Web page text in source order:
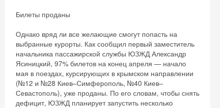
Билеты проданы
Однако вряд ли все желающие смогут попасть на
выбранные курорты. Как сообщил первый заместитель
начальника пассажирской службы ЮЗЖД Александр
Ясиницкий, 97% билетов на конец апреля — начало
мая в поездах, курсирующих в крымском направлении
(№12 и №28 Киев–Симферополь, №40 Киев–
Севастополь), уже проданы. По его словам, чтобы снять
дефицит, ЮЗЖД планирует запустить несколько